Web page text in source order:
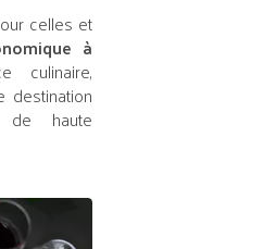
celles et
à
culinaire,
destination
de haute